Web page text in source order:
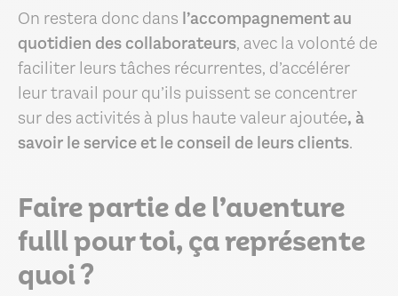
On restera donc dans l’accompagnement au
quotidien des collaborateurs, avec la volonté de
faciliter leurs tâches récurrentes, d’accélérer
leur travail pour qu’ils puissent se concentrer
sur des activités à plus haute valeur ajoutée, à
savoir le service et le conseil de leurs clients.
Faire partie de l’aventure
fulll pour toi, ça représente
quoi ?